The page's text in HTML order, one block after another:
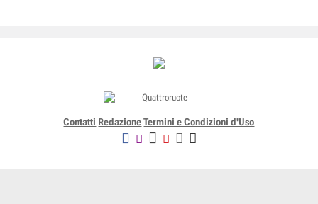
Contatti Redazione Termini e Condizioni d'Uso